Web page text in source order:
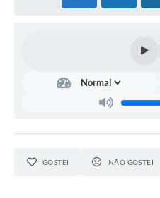
GOSTEI NÃO GOSTEI